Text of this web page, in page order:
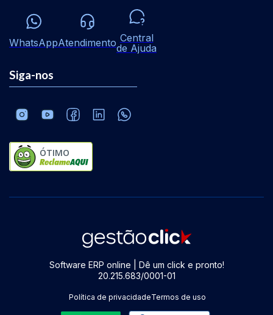
WhatsAppAtendimento Central
de Ajuda
Siga-nos
ÓTIMO
Software ERP online | Dê um click e pronto!
20.215.683/0001-01
Política de privacidadeTermos de uso